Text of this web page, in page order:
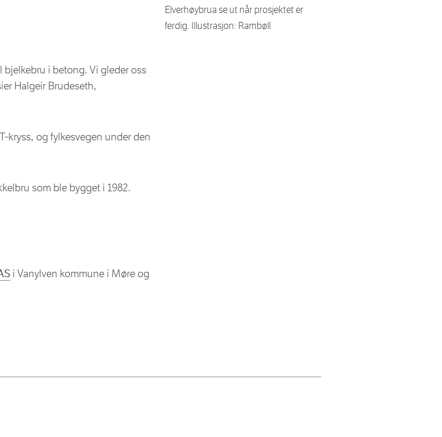
Elverhøybrua se ut når prosjektet er
ferdig. Illustrasjon: Rambøll
bjelkebru i betong. Vi gleder oss
Halgeir Brudeseth,
kryss, og fylkesvegen under den
som ble bygget i 1982.
i Vanylven kommune i Møre og